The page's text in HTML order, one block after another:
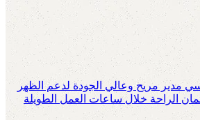
مدير مريح وعالي الجودة لدعم الظهر
الراحة خلال ساعات العمل الطويلة